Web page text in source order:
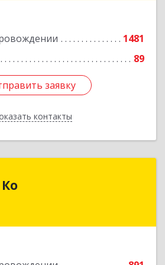
1481
89
заявку
контакты
заявку
Назад
край, Чита г, Анохина